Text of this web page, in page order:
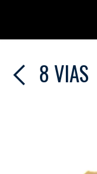
8 VIAS